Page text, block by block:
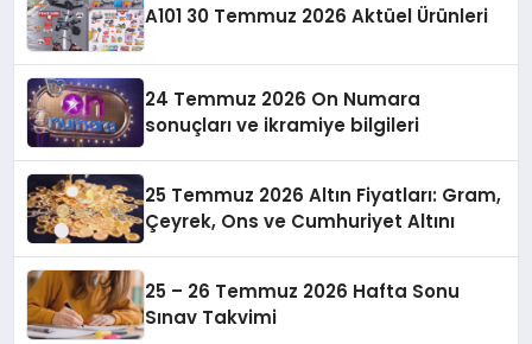
A101 30 Temmuz 2026 Aktüel Ürünleri
24 Temmuz 2026 On Numara
sonuçları ve ikramiye bilgileri
25 Temmuz 2026 Altın Fiyatları: Gram,
Çeyrek, Ons ve Cumhuriyet Altını
25 – 26 Temmuz 2026 Hafta Sonu
Sınav Takvimi